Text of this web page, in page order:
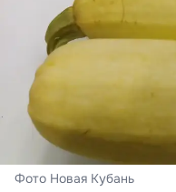
Фото Новая Кубань